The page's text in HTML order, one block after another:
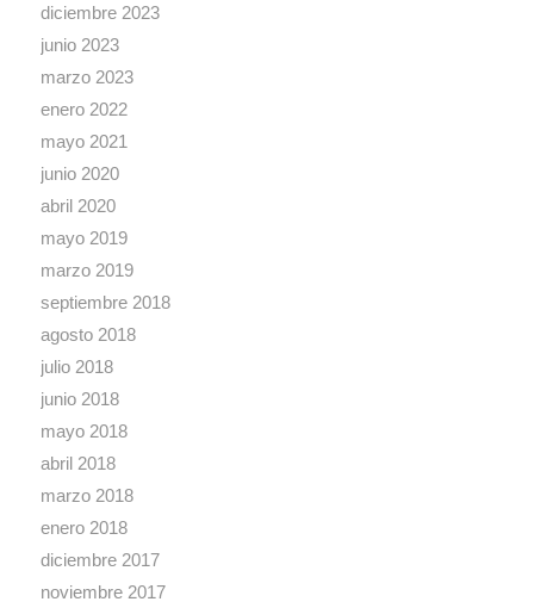
diciembre 2023
junio 2023
marzo 2023
enero 2022
mayo 2021
junio 2020
abril 2020
mayo 2019
marzo 2019
septiembre 2018
agosto 2018
julio 2018
junio 2018
mayo 2018
abril 2018
marzo 2018
enero 2018
diciembre 2017
noviembre 2017